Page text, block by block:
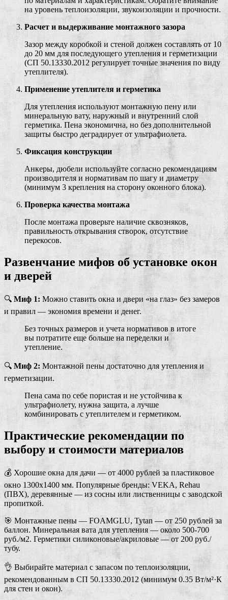
на уровень теплоизоляции, звукоизоляции и прочности.
Расчет и выдерживание монтажного зазора
Зазор между коробкой и стеной должен составлять от 10
до 20 мм для последующего утепления и герметизации
(СП 50.13330.2012 регулирует точные значения по виду
утеплителя).
Применение утеплителя и герметика
Для утепления используют монтажную пену или
минеральную вату, наружный и внутренний слой
герметика. Пена экономична, но без дополнительной
защиты быстро деградирует от ультрафиолета.
Фиксация конструкции
Анкеры, дюбели используйте согласно рекомендациям
производителя и нормативам по шагу и диаметру
(минимум 3 крепления на сторону оконного блока).
Проверка качества монтажа
После монтажа проверьте наличие сквозняков,
правильность открывания створок, отсутствие
перекосов.
Развенчание мифов об установке окон
и дверей
🔍 Миф 1: Можно ставить окна и двери «на глаз» без замеров
и правил — экономия времени и денег.
Без точных размеров и учета нормативов в итоге
вы потратите еще больше на переделки и
утепление.
🔍 Миф 2: Монтажной пены достаточно для утепления и
герметизации.
Пена сама по себе пористая и не устойчива к
ультрафиолету, нужна защита, а лучше
комбинировать с утеплителем и герметиком.
Практические рекомендации по
выбору и стоимости материалов
💰 Хорошие окна для дачи — от 4000 рублей за пластиковое
окно 1300х1400 мм. Популярные бренды: VEKA, Rehau
(ПВХ), деревянные — из сосны или лиственницы с заводской
пропиткой.
🎯 Монтажные пены — FOAMGLU, Tytan — от 250 рублей за
баллон. Минеральная вата для утепления — около 500-700
руб./м2. Герметики силиконовые/акриловые — от 200 руб./
тубу.
👌 Выбирайте материал с запасом по теплоизоляции,
рекомендованным в СП 50.13330.2012 (минимум 0.35 Вт/м²·К
для стен и окон).